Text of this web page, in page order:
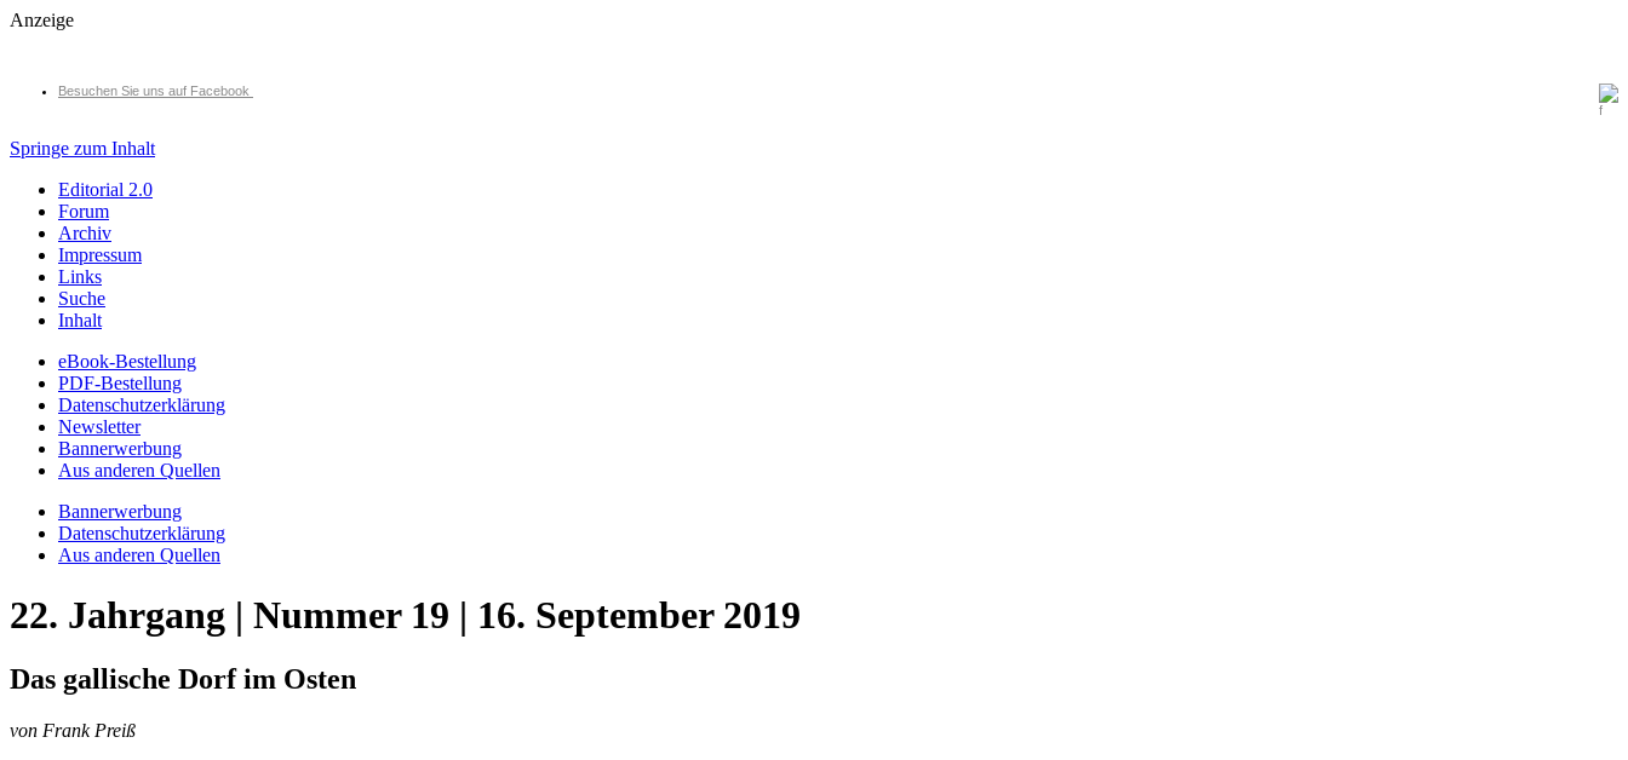
Anzeige
Besuchen Sie uns auf Facebook
Springe zum Inhalt
Editorial 2.0
Forum
Archiv
Impressum
Links
Suche
Inhalt
eBook-Bestellung
PDF-Bestellung
Datenschutzerklärung
Newsletter
Bannerwerbung
Aus anderen Quellen
Bannerwerbung
Datenschutzerklärung
Aus anderen Quellen
22. Jahrgang | Nummer 19 | 16. September 2019
Das gallische Dorf im Osten
von Frank Preiß